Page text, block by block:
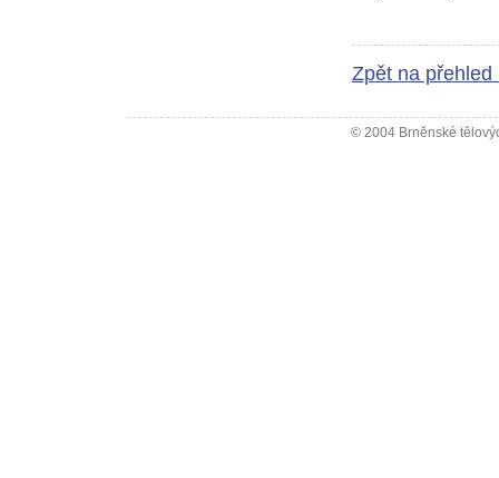
Zpět na přehled
© 2004 Brněnské